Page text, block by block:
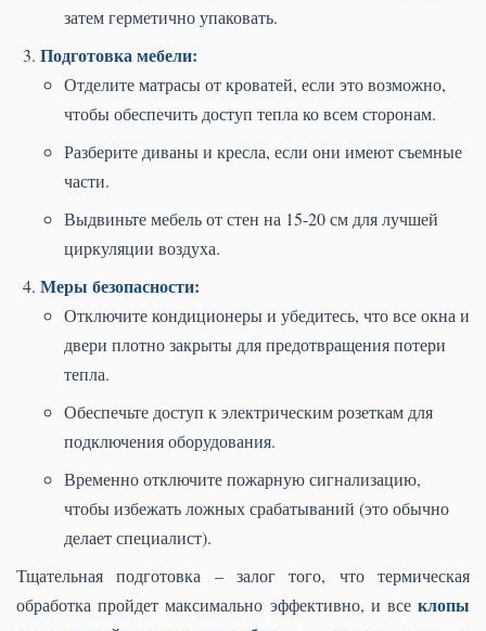
затем герметично упаковать.
Подготовка мебели:
Отделите матрасы от кроватей, если это возможно,
чтобы обеспечить доступ тепла ко всем сторонам.
Разберите диваны и кресла, если они имеют съемные
части.
Выдвиньте мебель от стен на 15-20 см для лучшей
циркуляции воздуха.
Меры безопасности:
Отключите кондиционеры и убедитесь, что все окна и
двери плотно закрыты для предотвращения потери
тепла.
Обеспечьте доступ к электрическим розеткам для
подключения оборудования.
Временно отключите пожарную сигнализацию,
чтобы избежать ложных срабатываний (это обычно
делает специалист).
Тщательная подготовка – залог того, что термическая
обработка пройдет максимально эффективно, и все клопы